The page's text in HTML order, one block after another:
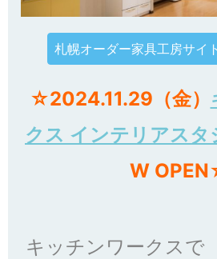
オリジナルオーダー家具収納で
スをもっと便利に快適にしてみ
札幌オーダー家具工房サイ